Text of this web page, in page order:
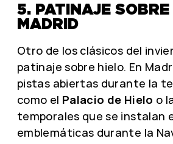
5. PATINAJE SOBRE
MADRID
Otro de los clásicos del
patinaje sobre hielo. En
pistas abiertas durante la
como el Palacio de Hielo o
temporales que se instalan
emblemáticas durante la